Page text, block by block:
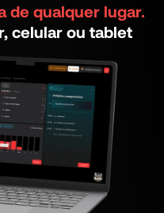
de qualquer lugar.
celular ou tablet